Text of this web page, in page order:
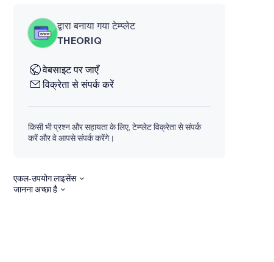
द्वारा बनाया गया टेम्प्लेट
THEORIQ
वेबसाइट पर जाएँ
विक्रेता से संपर्क करें
किसी भी प्रश्न और सहायता के लिए, टेम्प्लेट विक्रेता से संपर्क
करें और वे आपसे संपर्क करेंगे।
एकल-उपयोग लाइसेंस
जानना अच्छा है